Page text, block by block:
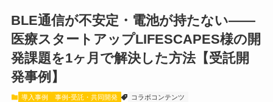
BLE通信が不安定・電池が持たない——
医療スタートアップLIFESCAPES様の開
発課題を1ヶ月で解決した方法【受託開
発事例】
導入事例 事例-受託・共同開発 コラボコンテンツ